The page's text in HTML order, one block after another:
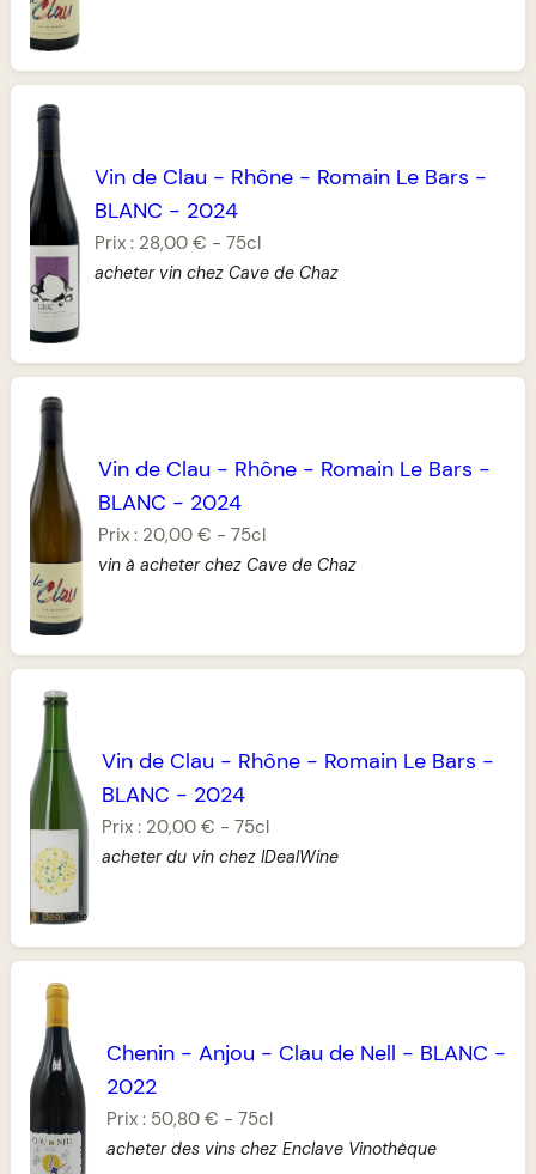
Vin de Clau - Rhône- Romain Le Bars -
BLANC - 2024
Prix : 28,00 € - 75cl
acheter vin chez Cave de Chaz
Vin de Clau - Rhône - Romain Le Bars -
BLANC - 2024
Prix : 20,00 € -75cl
vin à acheter chez Cave de Chaz
Vin de Clau - Rhône - Romain Le Bars -
BLANC - 2024
Prix : 20,00 € -75cl
acheter du vin chez IDealWine
Chenin- Anjou - Clau de Nell - BLANC -
2022
Prix : 50,80 € - 75cl
acheter des vins chez Enclave Vinothèque